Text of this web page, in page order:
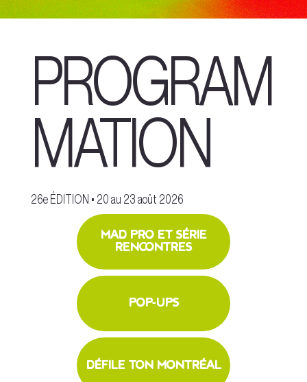
PROGRAM
MATION
26e ÉDITION • 20 au 23 août 2026
MAD PRO ET SÉRIE
RENCONTRES
POP-UPS
DÉFILE TON MONTRÉAL